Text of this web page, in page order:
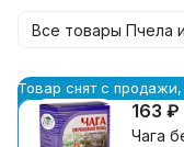
Все товары Пчела
Товар снят с продажи,
163 ₽
Чага